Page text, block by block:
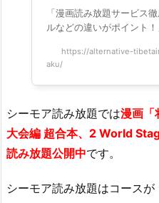
「漫画読み放題サービス
ルなどの違いがポイント
https://alternative-
aku/
シーモア読み放題では漫画「
大会編 超合本、2 World
読み放題公開中です。
シーモア読み放題はコース